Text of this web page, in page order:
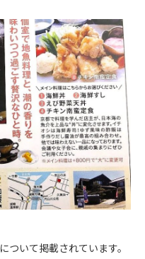
いて掲載されています。